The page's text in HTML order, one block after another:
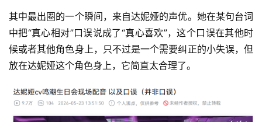
其中最出圈的一个瞬间，来自达妮娅的声优。她在某句台词
中把“真心相对”口误说成了“真心喜欢”，这个口误在其他时
候或者其他角色身上，只不过是一个需要纠正的小失误，但
放在达妮娅这个角色身上，它简直太合理了。